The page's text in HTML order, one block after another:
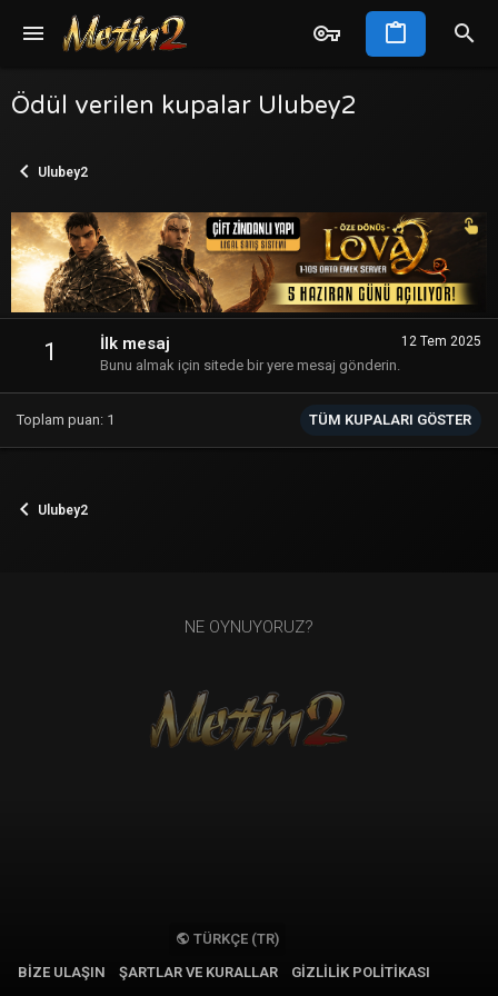
Ödül verilen kupalar Ulubey2
Ulubey2
1 12 Tem 2025
İlk mesaj
Bunu almak için sitede bir yere mesaj gönderin.
Toplam puan: 1 TÜM KUPALARI GÖSTER
Ulubey2
NE OYNUYORUZ?
TÜRKÇE (TR)
BIZE ULAŞIN
ŞARTLAR VE KURALLAR GIZLILIK POLITIKASI